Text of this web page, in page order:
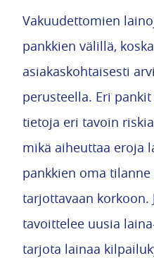
Vakuudettomien
pankkien välillä,
asiakaskohtaisesti
perusteella. Eri
tietoja eri tavoin
mikä aiheuttaa eroja
pankkien oma
tarjottavaan korkoon.
tavoittelee uusia
tarjota lainaa